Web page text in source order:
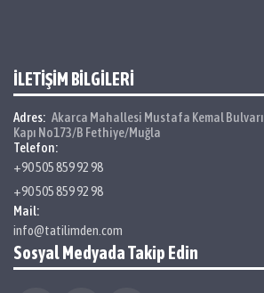
İLETİŞİM BİLGİLERİ
Adres: Akarca Mahallesi Mustafa Kemal Bulvarı
Kapı No173/B Fethiye/Muğla
Telefon:
+90 505 859 92 98
+90 505 859 92 98
Mail:
info@tatilimden.com
Sosyal Medyada Takip Edin